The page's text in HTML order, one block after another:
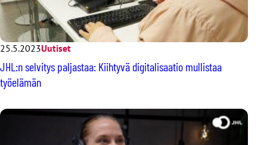
25.5.2023Uutiset
JHL:n selvitys paljastaa: Kiihtyvä digitalisaatio mullistaa
työelämän